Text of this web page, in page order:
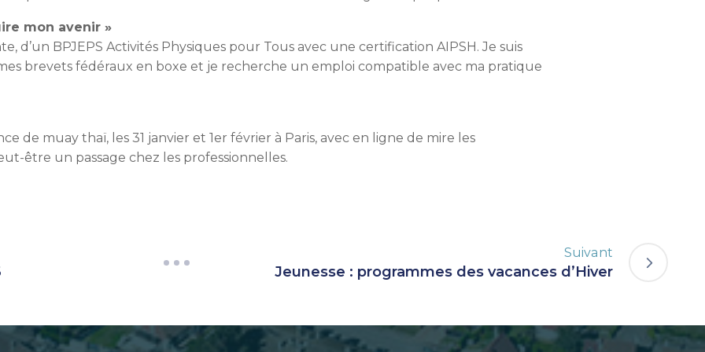
mon avenir »
d’un BPJEPS Activités Physiques pour Tous avec une certification AIPSH. Je suis
brevets fédéraux en boxe et je recherche un emploi compatible avec ma pratique
de muay thaï, les 31 janvier et 1er février à Paris, avec en ligne de mire les
être un passage chez les professionnelles.
Suivant
Jeunesse : programmes des vacances d’Hiver